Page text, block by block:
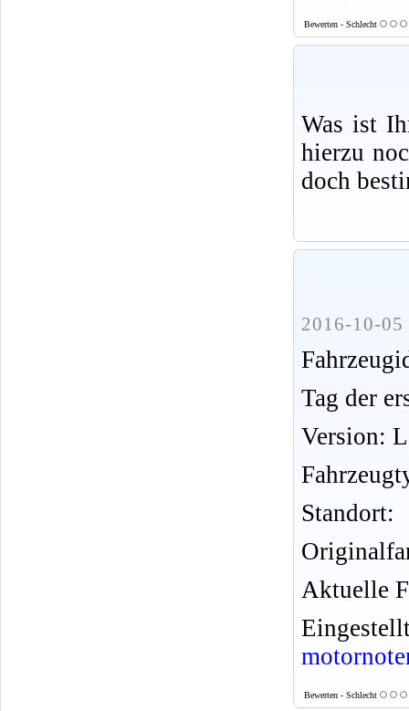
Bewerten - Schlecht
Was ist
hierzu
doch
2016-10-05
Tag der
Version:
Standort:
Aktuelle
Bewerten - Schlecht